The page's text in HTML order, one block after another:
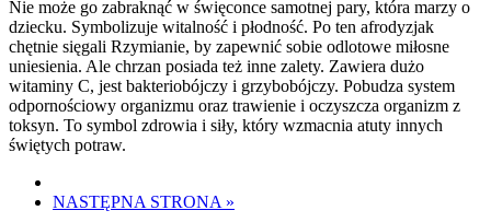
Nie może go zabraknąć w święconce samotnej pary, która marzy o
dziecku. Symbolizuje witalność i płodność. Po ten afrodyzjak
chętnie sięgali Rzymianie, by zapewnić sobie odlotowe miłosne
uniesienia. Ale chrzan posiada też inne zalety. Zawiera dużo
witaminy C, jest bakteriobójczy i grzybobójczy. Pobudza system
odpornościowy organizmu oraz trawienie i oczyszcza organizm z
toksyn. To symbol zdrowia i siły, który wzmacnia atuty innych
świętych potraw.
NASTĘPNA STRONA »